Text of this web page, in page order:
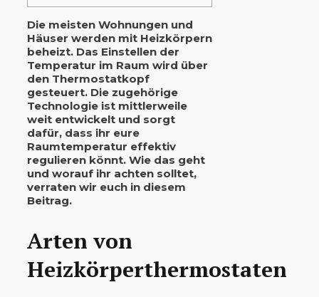
Die meisten Wohnungen und
Häuser werden mit Heizkörpern
beheizt. Das Einstellen der
Temperatur im Raum wird über
den Thermostatkopf
gesteuert. Die zugehörige
Technologie ist mittlerweile
weit entwickelt und sorgt
dafür, dass ihr eure
Raumtemperatur effektiv
regulieren könnt. Wie das geht
und worauf ihr achten solltet,
verraten wir euch in diesem
Beitrag.
Arten von
Heizkörperthermostaten